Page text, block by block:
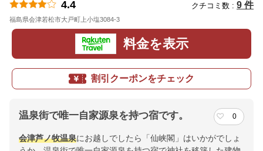
4.4 クチコミ数 : 9 件
福島県会津若松市大戸町上小塩3084-3
料金を表示
割引クーポンをチェック
温泉街で唯一自家源泉を持つ宿です。 0
会津芦ノ牧温泉にお越しでしたら「仙峡閣」はいかがでしょ